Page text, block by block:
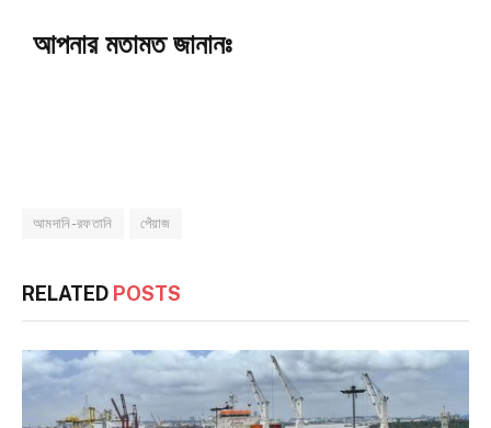
আপনার মতামত জানানঃ
আমদানি-রফতানি পেঁয়াজ
RELATED POSTS